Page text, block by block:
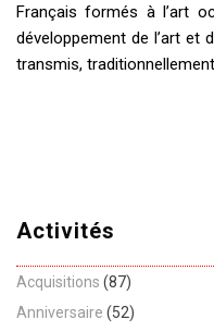
Français formés à l’art
développement de l’art et
transmis,
Activités
Acquisitions (87)
Anniversaire (52)